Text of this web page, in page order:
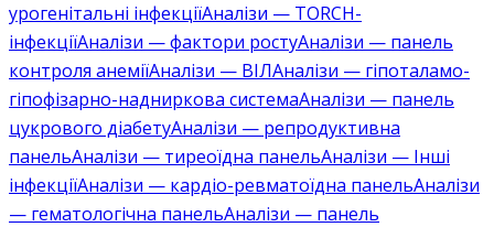
урогенітальні інфекціїАналізи — TORCH-
інфекціїАналізи — фактори ростуАналізи — панель
контроля анеміїАналізи — ВІЛАналізи — гіпоталамо-
гіпофізарно-надниркова системаАналізи — панель
цукрового діабетуАналізи — репродуктивна
панельАналізи — тиреоїдна панельАналізи — Інші
інфекціїАналізи — кардіо-ревматоїдна панельАналізи
— гематологічна панельАналізи — панель